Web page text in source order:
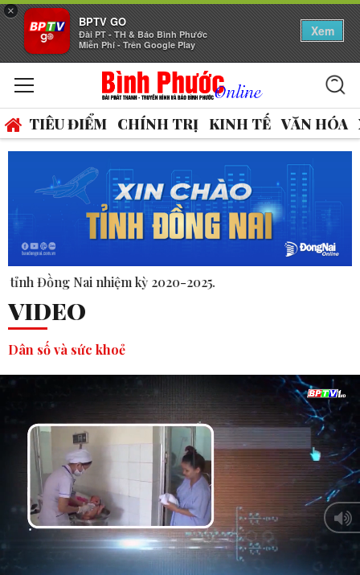
×
BPTV GO
Đài PT - TH & Báo Bình Phước
Miễn Phí - Trên Google Play
Xem
TIÊU ĐIỂM CHÍNH TRỊ KINH TẾ VĂN HÓA
VIDEO
Dân số và sức khoẻ
Loaded: